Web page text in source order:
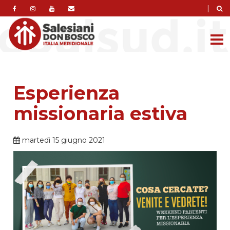
|
Esperienza
missionaria estiva
martedì 15 giugno 2021